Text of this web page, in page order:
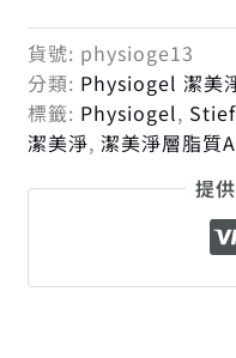
貨號: physioge13
分類: Physiogel 潔美
標籤: Physiogel,
潔美淨,潔美淨層脂質
提